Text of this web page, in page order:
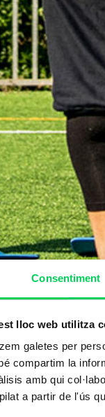
Consentiment
lloc web utilitza
galetes per
compartim la
amb qui
a partir de l'ús